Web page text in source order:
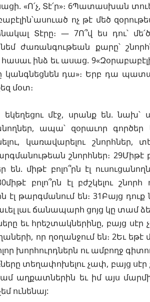
«Ո՛չ, Տէ՛ր»։ 6Պատասխան
ոչ թէ մեծ
Տէրը։ — 7Ո՞վ ես դու՝
ժառանգութեան քարը՝
հասաւ ինձ եւ ասաց.
կանգնեցնեն դա»։ Երբ դա
մօտ։
մէջ, սրանք են. նախ՝
ապա՝ զօրաւոր գործեր
կառավարելու շնորհներ,
շնորհներ։ 29Միթէ
են. միթէ բոլո՞րն էլ
բոլո՞րն էլ բժշկելու շնորհ
էլ թարգմանում են։ 31Բայց
լաւ ճանապարհ ցոյց կը տամ
եւ հրեշտակներինը, բայց սէր
որ ղօղանջում են։ 2Եւ եթէ
խորհուրդներն ու ամբողջ
տեղափոխելու չափ, բայց սէր
աղքատներին եւ իմ այս
ունենայ: